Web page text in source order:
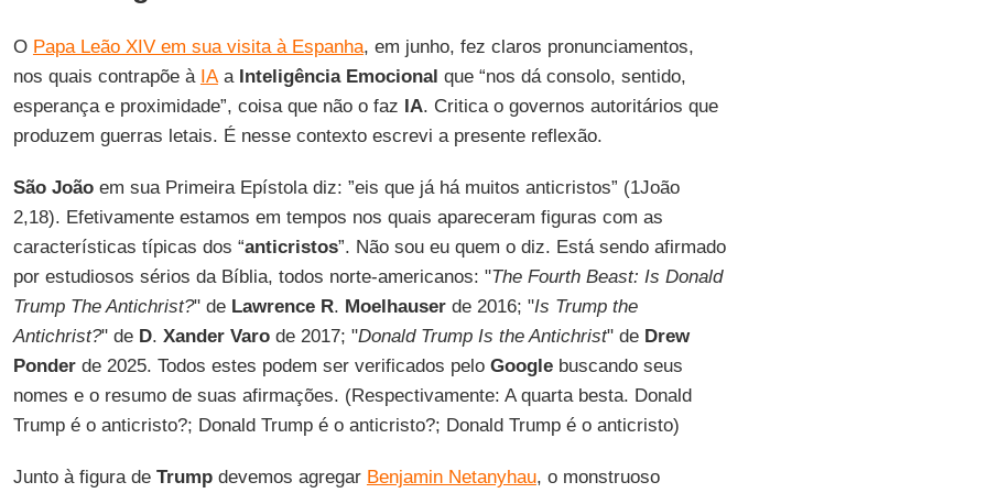
O Papa Leão XIV em sua visita à Espanha, em junho, fez claros pronunciamentos,
nos quais contrapõe à IAa Inteligência Emocional que “nos dá consolo, sentido,
esperança e proximidade”, coisa que não o faz IA. Critica o governos autoritários que
produzem guerras letais. É nesse contexto escrevi a presente reflexão.
São Joãoem sua Primeira Epístola diz: ”eis que já há muitos anticristos” (1João
2,18). Efetivamente estamos em tempos nos quais apareceram figuras com as
características típicas dos “anticristos”. Não sou eu quem o diz. Está sendo afirmado
por estudiosos sérios da Bíblia, todos norte-americanos: "The Fourth Beast: Is Donald
Trump The Antichrist?" de Lawrence R. Moelhauserde 2016; "Is Trump the
Antichrist?" de D. Xander Varode 2017; "Donald Trump Is the Antichrist" de Drew
Ponderde 2025. Todos estes podem ser verificados pelo Googlebuscando seus
nomes e o resumo de suas afirmações. (Respectivamente: A quarta besta. Donald
Trump é o anticristo?; Donald Trump é o anticristo?; Donald Trump é o anticristo)
Junto à figura de Trumpdevemos agregar Benjamin Netanyhau, o monstruoso